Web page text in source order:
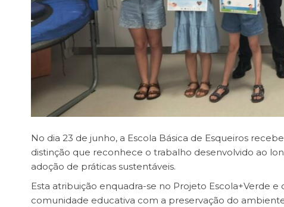
No dia 23 de junho, a Escola Básica de Esqueiros
distinção que reconhece o trabalho desenvolvido ao
adoção de práticas sustentáveis.
Esta atribuição enquadra-se no Projeto Escola+Verde
comunidade educativa com a preservação do